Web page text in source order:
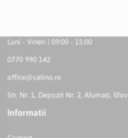
Luni - Vineri | 09:00 - 15:00
0770 990 142
office@celino.ro
Str. Nr. 1, Depozit Nr. 2, Afumați, Ilfov
Informatii